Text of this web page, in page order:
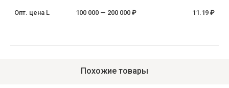
Опт. цена L 100 000 — 200 000 ₽ 11.19 ₽
Похожие товары